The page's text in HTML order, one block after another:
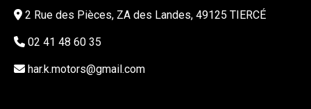
2 Rue des Pièces, ZA des Landes, 49125 TIERCÉ
02 41 48 60 35
har.k.motors@gmail.com